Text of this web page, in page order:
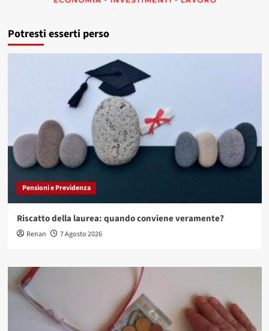
Potresti esserti perso
Pensioni e Previdenza
Riscatto della laurea: quando conviene veramente?
Renan 7 Agosto 2026